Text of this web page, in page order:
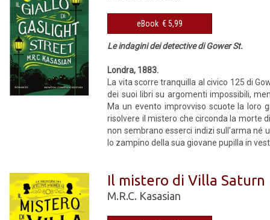
eBook € 5,99
Le indagini dei detective di Gower St.
Londra, 1883.
La vita scorre tranquilla al civico 125 di
dei suoi libri su argomenti impossibili,
Ma un evento improvviso scuote la loro
risolvere il mistero che circonda la morte
non sembrano esserci indizi sull’arma né
lo zampino della sua giovane pupilla in
Il mistero di Villa Saturn
M.R.C. Kasasian